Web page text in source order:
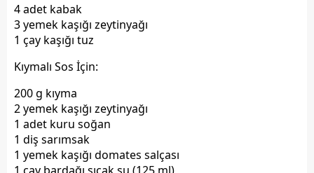
4 adet kabak
3 yemek kaşığı zeytinyağı
1 çay kaşığı tuz
Kıymalı Sos İçin:
200 g kıyma
2 yemek kaşığı zeytinyağı
1 adet kuru soğan
1 diş sarımsak
1 yemek kaşığı domates salçası